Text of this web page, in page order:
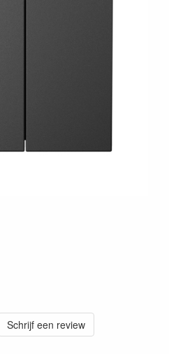
Schrijf een review